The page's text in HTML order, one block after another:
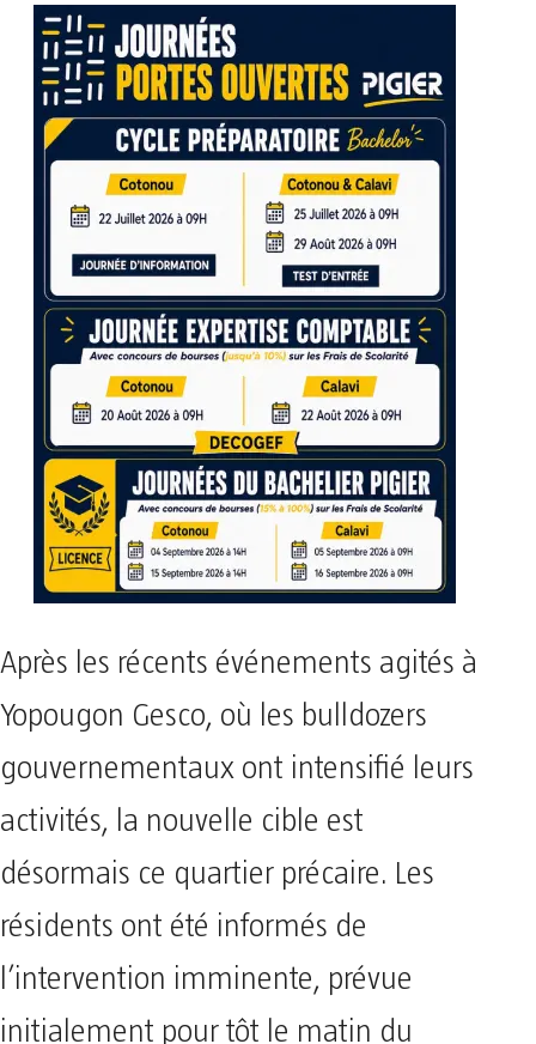
Après les récents événements agités à
Yopougon Gesco, où les bulldozers
gouvernementaux ont intensifié leurs
activités, la nouvelle cible est
désormais ce quartier précaire. Les
résidents ont été informés de
l’intervention imminente, prévue
initialement pour tôt le matin du